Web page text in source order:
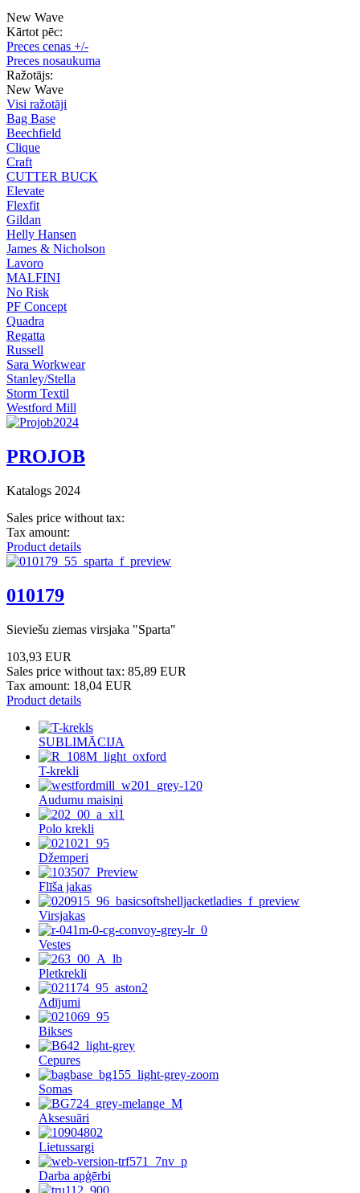
New Wave
Kārtot pēc:
Preces cenas +/-
Preces nosaukuma
Ražotājs:
New Wave
Visi ražotāji
Bag Base
Beechfield
Clique
Craft
CUTTER BUCK
Elevate
Flexfit
Gildan
Helly Hansen
James & Nicholson
Lavoro
MALFINI
No Risk
PF Concept
Quadra
Regatta
Russell
Sara Workwear
Stanley/Stella
Storm Textil
Westford Mill
PROJOB
Katalogs 2024
Sales price without tax:
Tax amount:
Product details
010179
Sieviešu ziemas virsjaka "Sparta"
103,93 EUR
Sales price without tax: 85,89 EUR
Tax amount: 18,04 EUR
Product details
SUBLIMĀCIJA
T-krekli
Audumu maisiņi
Polo krekli
Džemperi
Flīša jakas
Virsjakas
Vestes
Pletkrekli
Adījumi
Bikses
Cepures
Somas
Aksesuāri
Lietussargi
Darba apģērbi